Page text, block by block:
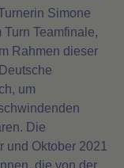
Simone
Teamfinale,
Rahmen dieser
um
Die
und Oktober 2021
die von der